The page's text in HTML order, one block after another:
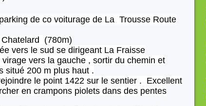
de co voiturage de La Trousse Route
(780m)
vers le sud se dirigeant La Fraisse
vers la gauche , sortir du chemin et
situé 200 m plus haut .
le point 1422 sur le sentier . Excellent
en crampons piolets dans des pentes